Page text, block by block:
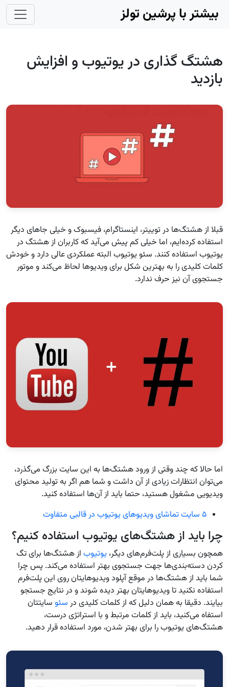
Skip to main content
بیشتر با پرشین تولز
هشتگ‌ گذاری در یوتیوب و افزایش
بازدید
قبلا از هشتگ‌ها در توییتر، اینستاگرام، فیسبوک و خیلی جاهای دیگر
استفاده کرده‌ایم، اما خیلی کم پیش می‌آید که کاربران از هشتگ در
یوتیوب استفاده کنند. سئو یوتیوب البته عملکردی عالی دارد و خودش
کلمات کلیدی را به بهترین شکل برای ویدیوها لحاظ می‌کند و موتور
جستجوی آن نیز حرف ندارد.
اما حالا که چند وقتی از ورود هشتگ‌ها به این سایت بزرگ می‌گذرد،
می‌توان انتظارات زیادی از آن داشت و شما هم اگر به تولید محتوای
ویدیویی مشغول هستید، حتما باید از آن‌ها استفاده کنید.
۵ سایت تماشای ویدیوهای یوتیوب در قالبی متفاوت
چرا باید از هشتگ‌های یوتیوب استفاده کنیم؟
همچون بسیاری از پلت‌فرم‌های دیگر، یوتیوب از هشتگ‌ها برای تگ
کردن دسته‌بندی‌ها جهت جستجوی بهتر استفاده می‌کند. پس چرا
شما باید از هشتگ‌ها در موقع آپلود ویدیوهایتان روی این پلت‌فرم
استفاده نکنید تا ویدیوهایتان بهتر دیده شوند و در نتایج جستجو
بیایند. دقیقا به همان دلیل که از کلمات کلیدی در سئو سایتتان
استفاه می‌کنید، باید از کلمات مرتبط و با استراتژی درست،
هشتگ‌های یوتیوب را برای بهتر شدن، مورد استفاده قرار دهید.